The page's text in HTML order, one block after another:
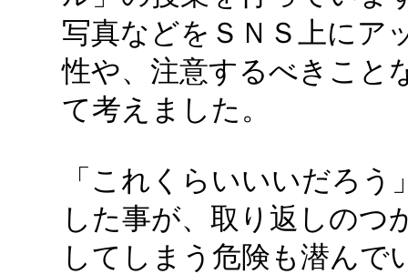
写真などをＳＮＳ上にア
性や、注意するべきこと
て考えました。
「これくらいいいだろ
した事が、取り返しのつ
してしまう危険も潜んで